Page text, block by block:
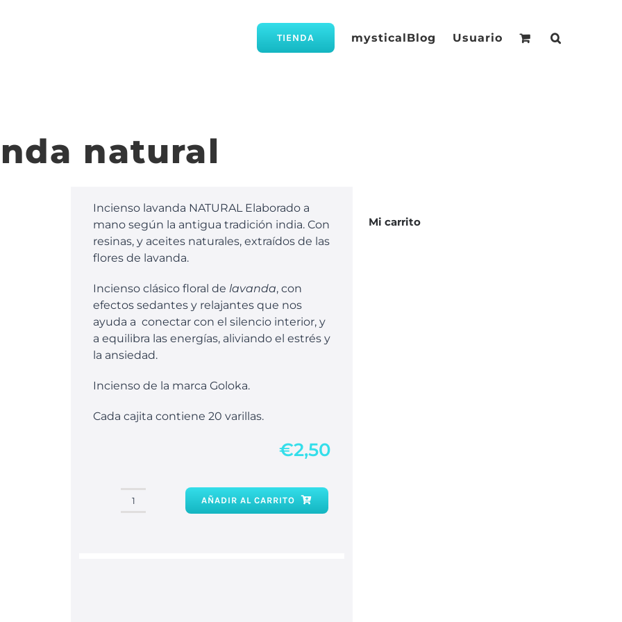
TIENDA mysticalBlog Usuario
natural
Incienso lavanda NATURAL Elaborado a
mano según la antigua tradición india. Con
resinas, y aceites naturales, extraídos de las
flores de lavanda.
Incienso clásico floral de lavanda, con
efectos sedantes y relajantes que nos
ayuda a conectar con el silencio interior, y
a equilibra las energías, aliviando el estrés y
la ansiedad.
Incienso de la marca Goloka.
Cada cajita contiene 20 varillas.
€2,50
Incienso
AÑADIR AL CARRITO
Mi carrito